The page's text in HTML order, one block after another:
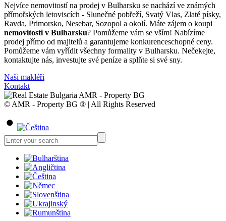
Nejvíce nemovitostí na prodej v Bulharsku se nachází ve známých
přímořských letoviscích - Slunečné pobřeží, Svatý Vlas, Zlaté písky,
Ravda, Primorsko, Nesebar, Sozopol a okolí. Máte zájem o koupi
nemovitosti v Bulharsku? Pomůžeme vám se vším! Nabízíme
prodej přímo od majitelů a garantujeme konkurenceschopné ceny.
Pomůžeme vám vyřídit všechny formality v Bulharsku. Nečekejte,
kontaktujte nás, investujte své peníze a splňte si své sny.
Naši makléři
Kontakt
© AMR - Property BG ® | All Rights Reserved